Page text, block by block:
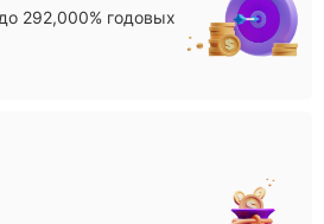
292,000% годовых